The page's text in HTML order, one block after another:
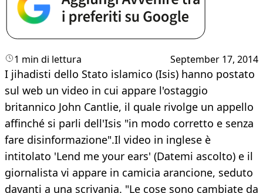
1 min di lettura September 17, 2014
I jihadisti dello Stato islamico (Isis) hanno postato
sul web un video in cui appare l'ostaggio
britannico John Cantlie, il quale rivolge un appello
affinché si parli dell'Isis "in modo corretto e senza
fare disinformazione".Il video in inglese è
intitolato 'Lend me your ears' (Datemi ascolto) e il
giornalista vi appare in camicia arancione, seduto
davanti a una scrivania. "Le cose sono cambiate da